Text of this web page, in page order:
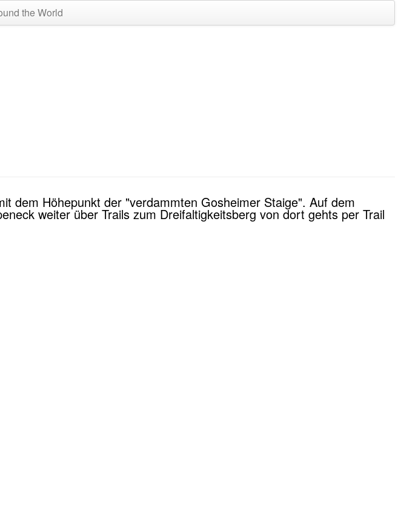
the World
dem Höhepunkt der "verdammten Gosheimer Staige". Auf dem
weiter über Trails zum Dreifaltigkeitsberg von dort gehts per Trail